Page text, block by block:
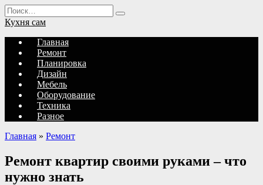
Перейти
к
содержанию
Search
for:
Кухня сам
Главная
Ремонт
Планировка
Дизайн
Мебель
Оборудование
Техника
Разное
Главная » Ремонт
Ремонт квартир своими руками – что
нужно знать